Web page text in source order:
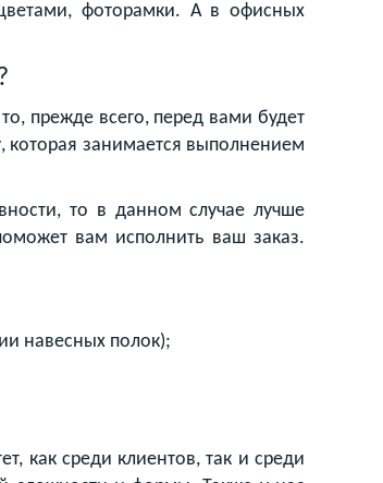
фоторамки. А в офисных
то, прежде всего, перед вами будет
которая занимается выполнением
то в данном случае лучше
вам исполнить ваш заказ.
навесных полок);
как среди клиентов, так и среди